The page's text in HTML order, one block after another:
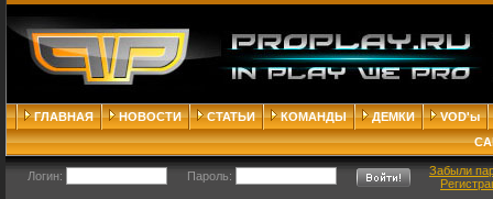
ГЛАВНАЯ НОВОСТИ СТАТЬИ КОМАНДЫ ДЕМКИ
VOD'ы
Логин: Пароль:
Забыли